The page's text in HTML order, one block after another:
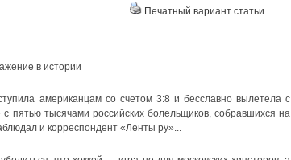
Печатный вариант статьи
в истории
американцам со счетом 3:8 и бесславно вылетела с
пятью тысячами российских болельщиков, собравшихся на
и корреспондент «Ленты ру»...